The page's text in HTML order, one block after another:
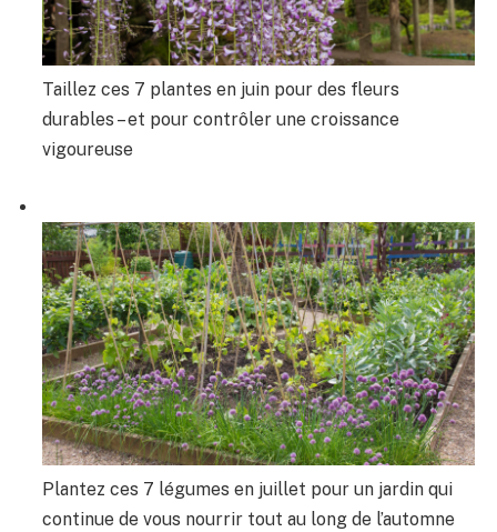
Taillez ces 7 plantes en juin pour des fleurs
durables – et pour contrôler une croissance
vigoureuse
Plantez ces 7 légumes en juillet pour un jardin qui
continue de vous nourrir tout au long de l’automne